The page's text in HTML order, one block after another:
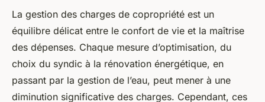
La gestion des charges de copropriété est un
équilibre délicat entre le confort de vie et la maîtrise
des dépenses. Chaque mesure d’optimisation, du
choix du syndic à la rénovation énergétique, en
passant par la gestion de l’eau, peut mener à une
diminution significative des charges. Cependant, ces